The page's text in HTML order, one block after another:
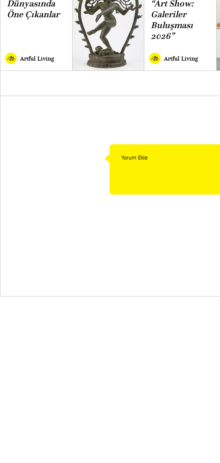
Dünyasında
Öne Çıkanlar
Artful Living
“Art Show:
Galeriler
Buluşması
2026”
Artful Living